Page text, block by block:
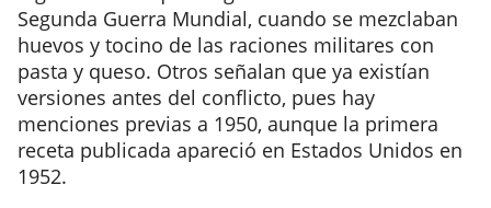
Segunda Guerra Mundial, cuando se mezclaban
huevos y tocino de las raciones militares con
pasta y queso. Otros señalan que ya existían
versiones antes del conflicto, pues hay
menciones previas a 1950, aunque la primera
receta publicada apareció en Estados Unidos en
1952.